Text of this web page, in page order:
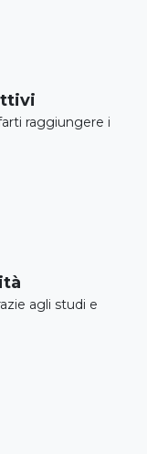
raggiungere i
agli studi e